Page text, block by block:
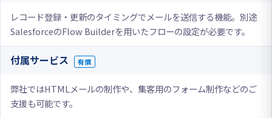
レコード登録・更新のタイミングでメールを送信する機能。別途
SalesforceのFlow Builderを用いたフローの設定が必要です。
付属サービス 有償
弊社ではHTMLメールの制作や、集客用のフォーム制作などのご
支援も可能です。